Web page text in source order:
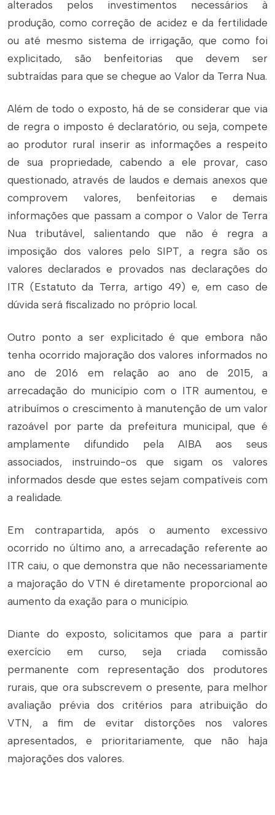
alterados pelos investimentos necessários à
produção, como correção de acidez e da fertilidade
ou até mesmo sistema de irrigação, que como foi
explicitado, são benfeitorias que devem ser
subtraídas para que se chegue ao Valor da Terra Nua.
Além de todo o exposto, há de se considerar que via
de regra o imposto é declaratório, ou seja, compete
ao produtor rural inserir as informações a respeito
de sua propriedade, cabendo a ele provar, caso
questionado, através de laudos e demais anexos que
comprovem valores, benfeitorias e demais
informações que passam a compor o Valor de Terra
Nua tributável, salientando que não é regra a
imposição dos valores pelo SIPT, a regra são os
valores declarados e provados nas declarações do
ITR (Estatuto da Terra, artigo 49) e, em caso de
dúvida será fiscalizado no próprio local.
Outro ponto a ser explicitado é que embora não
tenha ocorrido majoração dos valores informados no
ano de 2016 em relação ao ano de 2015, a
arrecadação do município com o ITR aumentou, e
atribuímos o crescimento à manutenção de um valor
razoável por parte da prefeitura municipal, que é
amplamente difundido pela AIBA aos seus
associados, instruindo-os que sigam os valores
informados desde que estes sejam compatíveis com
a realidade.
Em contrapartida, após o aumento excessivo
ocorrido no último ano, a arrecadação referente ao
ITR caiu, o que demonstra que não necessariamente
a majoração do VTN é diretamente proporcional ao
aumento da exação para o município.
Diante do exposto, solicitamos que para a partir
exercício em curso, seja criada comissão
permanente com representação dos produtores
rurais, que ora subscrevem o presente, para melhor
avaliação prévia dos critérios para atribuição do
VTN, a fim de evitar distorções nos valores
apresentados, e prioritariamente, que não haja
majorações dos valores.